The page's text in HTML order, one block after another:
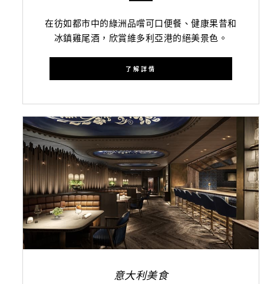
在彷如都市中的綠洲品嚐可口便餐、健康果昔和
冰鎮雞尾酒，欣賞維多利亞港的絕美景色。
了解詳情
意大利美食